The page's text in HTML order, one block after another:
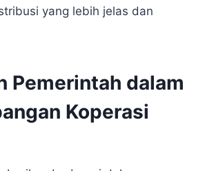
yang lebih jelas dan
Pemerintah dalam
Koperasi